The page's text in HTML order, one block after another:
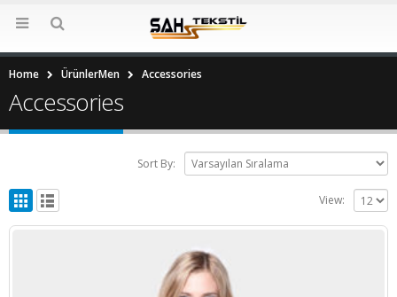
Home ÜrünlerMen Accessories
Accessories
Sort By:
View: